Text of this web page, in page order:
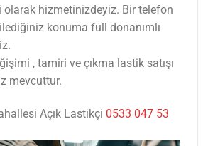
olarak hizmetinizdeyiz. Bir telefon
konuma full donanımlı
, tamiri ve çıkma lastik satışı
mevcuttur.
Açık Lastikçi 0533 047 53